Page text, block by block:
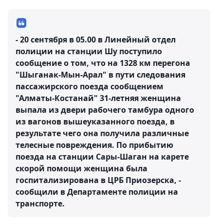
- 20 сентября в 05.00 в Линейный отдел
полиции на станции Шу поступило
сообщение о том, что на 1328 км перегона
"Шыганак-Мын-Арал" в пути следования
пассажирского поезда сообщением
"Алматы-Костанай" 31-летняя женщина
выпала из двери рабочего тамбура одного
из вагонов вышеуказанного поезда, в
результате чего она получила различные
телесные повреждения. По прибытию
поезда на станции Сары-Шаган на карете
скорой помощи женщина была
госпитализирована в ЦРБ Приозерска, -
сообщили в Департаменте полиции на
транспорте.